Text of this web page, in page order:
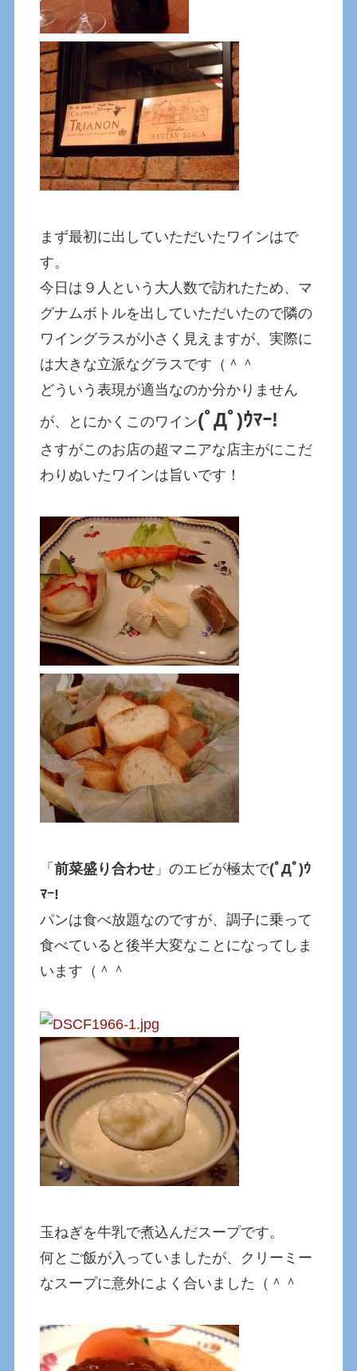
まず最初に出していただいたワインはで
す。
今日は９人という大人数で訪れたため、マ
グナムボトルを出していただいたので隣の
ワイングラスが小さく見えますが、実際に
は大きな立派なグラスです（＾＾
どういう表現が適当なのか分かりません
が、とにかくこのワイン(ﾟДﾟ)ｳﾏｰ!
さすがこのお店の超マニアな店主がにこだ
わりぬいたワインは旨いです！
「前菜盛り合わせ 」のエビが極太で(ﾟДﾟ)ｳ
ﾏｰ!
パンは食べ放題なのですが、調子に乗って
食べていると後半大変なことになってしま
います（＾＾
玉ねぎを牛乳で煮込んだスープです。
何とご飯が入っていましたが、クリーミー
なスープに意外によく合いました（＾＾